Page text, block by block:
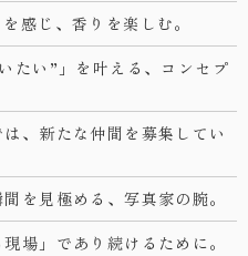
感じ、香りを楽しむ。
たい”」を叶える、コンセプ
、新たな仲間を募集してい
を見極める、写真家の腕。
場」であり続けるために。